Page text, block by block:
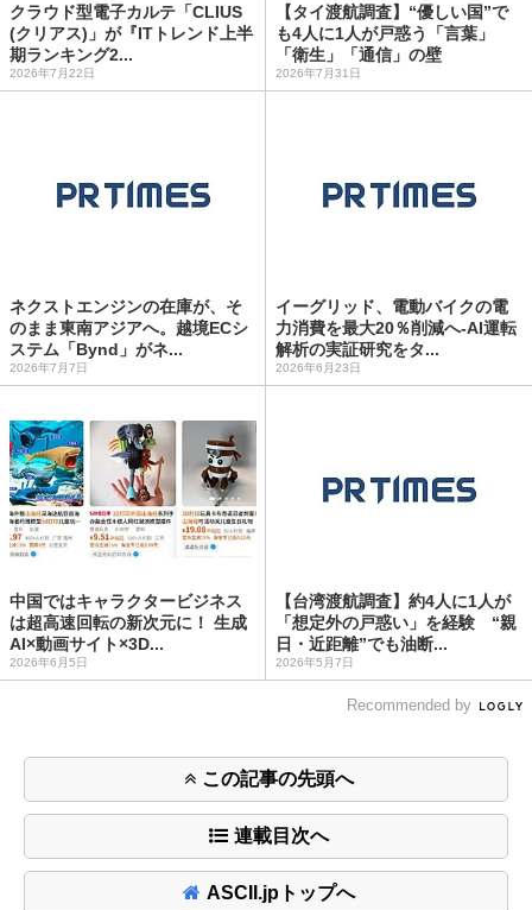
クラウド型電子カルテ「CLIUS
(クリアス)」が『ITトレンド上半
期ランキング2...
2026年7月22日
【タイ渡航調査】“優しい国”で
も4人に1人が戸惑う「言葉」
「衛生」「通信」の壁
2026年7月31日
ネクストエンジンの在庫が、そ
のまま東南アジアへ。越境ECシ
ステム「Bynd」がネ...
2026年7月7日
イーグリッド、電動バイクの電
力消費を最大20％削減へ-AI運転
解析の実証研究をタ...
2026年6月23日
中国ではキャラクタービジネス
は超高速回転の新次元に！ 生成
AI×動画サイト×3D...
2026年6月5日
【台湾渡航調査】約4人に1人が
「想定外の戸惑い」を経験 “親
日・近距離”でも油断...
2026年5月7日
Recommended by
この記事の先頭へ
連載目次へ
ASCII.jpトップへ